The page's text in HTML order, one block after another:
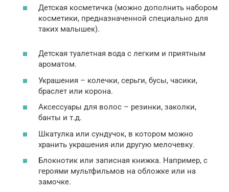
Детская косметичка (можно дополнить набором
косметики, предназначенной специально для
таких малышек).
Детская туалетная вода с легким и приятным
ароматом.
Украшения – колечки, серьги, бусы, часики,
браслет или корона.
Аксессуары для волос – резинки, заколки,
банты и т.д.
Шкатулка или сундучок, в котором можно
хранить украшения или другую мелочевку.
Блокнотик или записная книжка. Например, с
героями мультфильмов на обложке или на
замочке.